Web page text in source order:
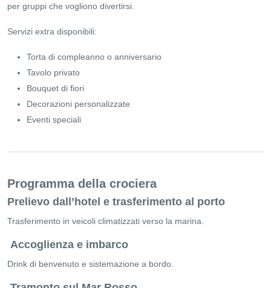
per gruppi che vogliono divertirsi.
Servizi extra disponibili:
Torta di compleanno o anniversario
Tavolo privato
Bouquet di fiori
Decorazioni personalizzate
Eventi speciali
Programma della crociera
Prelievo dall’hotel e trasferimento al porto
Trasferimento in veicoli climatizzati verso la marina.
Accoglienza e imbarco
Drink di benvenuto e sistemazione a bordo.